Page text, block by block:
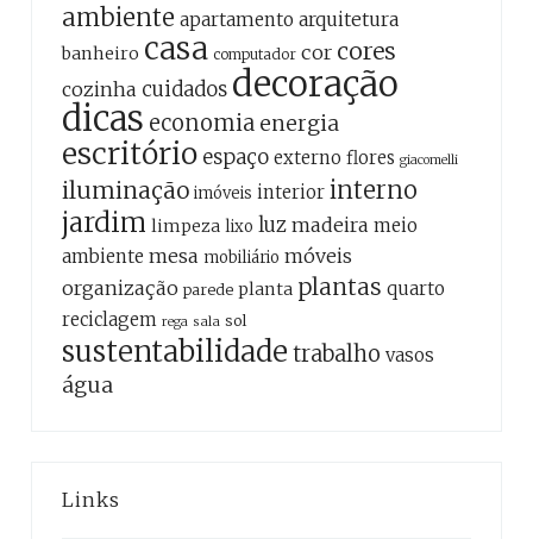
ambiente apartamento arquitetura
banheiro casa computador cor cores
cozinha cuidados decoração
dicas economia energia
escritório espaço externo flores giacomelli
iluminação imóveis interior interno
jardim limpeza lixo luz madeira meio
ambiente mesa mobiliário móveis
organização parede planta plantas quarto
reciclagem rega sala sol
sustentabilidade trabalho vasos
água
Links